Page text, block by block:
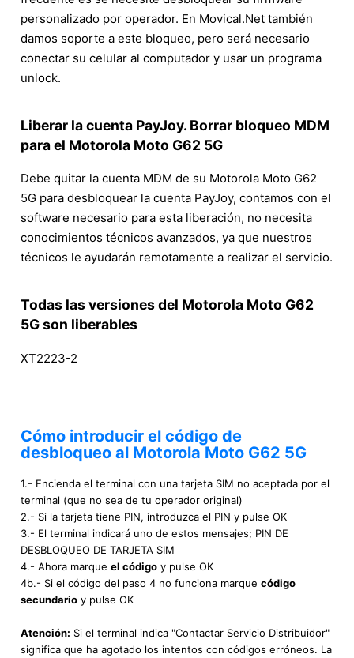
personalizado por operador. En Movical.Net también
damos soporte a este bloqueo, pero será necesario
conectar su celular al computador y usar un programa
unlock.
Liberar la cuenta PayJoy. Borrar bloqueo MDM
para el Motorola Moto G62 5G
Debe quitar la cuenta MDM de su Motorola Moto G62
5G para desbloquear la cuenta PayJoy, contamos con el
software necesario para esta liberación, no necesita
conocimientos técnicos avanzados, ya que nuestros
técnicos le ayudarán remotamente a realizar el servicio.
Todas las versiones del Motorola Moto G62
5G son liberables
XT2223-2
Cómo introducir el código de
desbloqueo al Motorola Moto G62 5G
1.- Encienda el terminal con una tarjeta SIM no aceptada por el
terminal (que no sea de tu operador original)
2.- Si la tarjeta tiene PIN, introduzca el PIN y pulse OK
3.- El terminal indicará uno de estos mensajes; PIN DE
DESBLOQUEO DE TARJETA SIM
4.- Ahora marque el código y pulse OK
4b.- Si el código del paso 4 no funciona marque código
secundario y pulse OK
Atención: Si el terminal indica "Contactar Servicio Distribuidor"
significa que ha agotado los intentos con códigos erróneos. La